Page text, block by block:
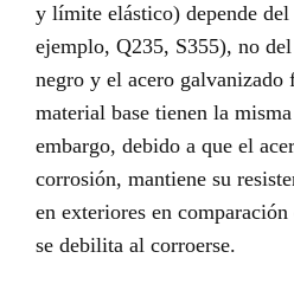
y límite elástico) depende
ejemplo, Q235, S355), no
negro y el acero galvanizado
material base tienen la
embargo, debido a que el
corrosión, mantiene su
en exteriores en
se debilita al corroerse.